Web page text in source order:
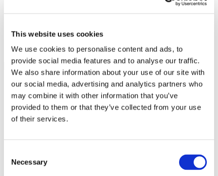
This website uses cookies
We use cookies to personalise content and ads, to
provide social media features and to analyse our traffic.
We also share information about your use of our site with
our social media, advertising and analytics partners who
may combine it with other information that you’ve
provided to them or that they’ve collected from your use
of their services.
Selection
Necessary